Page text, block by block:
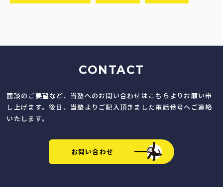
CONTACT
面談のご要望など、当塾へのお問い合わせはこちらよりお願い申
し上げます。後日、当塾よりご記入頂きました電話番号へご連絡
いたします。
お問い合わせ